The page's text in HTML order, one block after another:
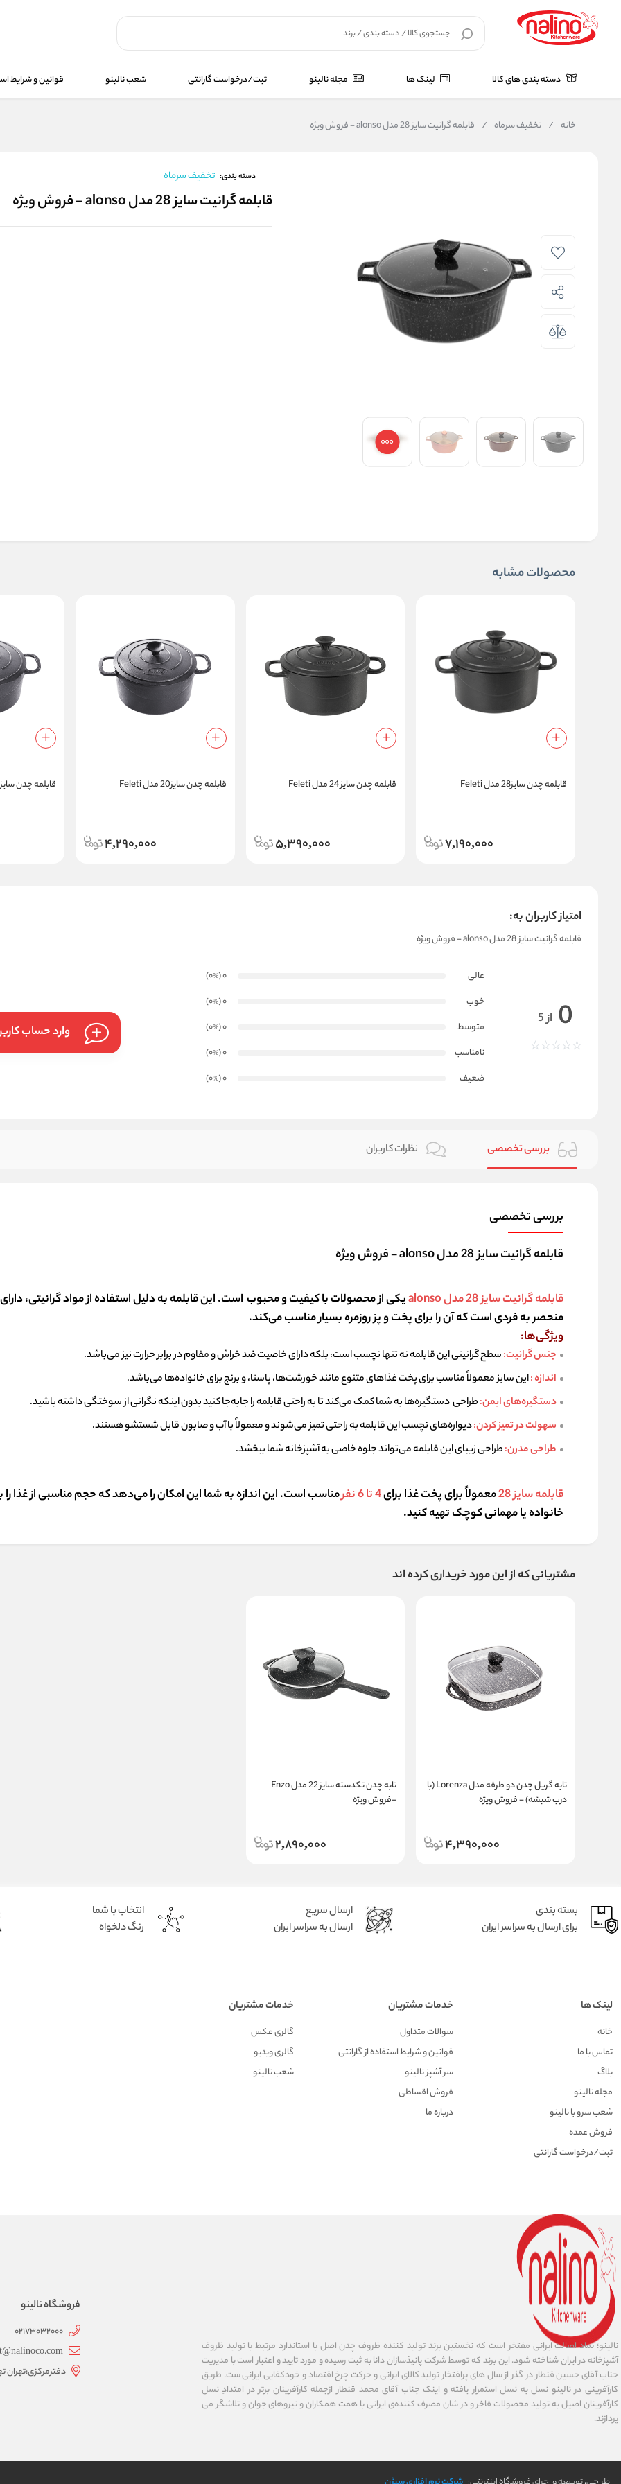
دسته بندی های کالا لینک ها مجله نالینو ثبت/درخواست گارانتی شعب نالینو قوانین و شرایط
خانه / تخفیف سرماه / قابلمه گرانیت سایز 28 مدل alonso - فروش ویژه
دسته بندی: تخفیف سرماه
قابلمه گرانیت سایز 28 مدل alonso - فروش ویژه
محصولات مشابه
قابلمه چدن سایز28 مدل Feleti
7,190,000
قابلمه چدن سایز 24 مدل Feleti
5,390,000
قابلمه چدن سایز20 مدل Feleti
4,290,000
قابلمه چدن سایز18 مدل Feleti
امتیاز کاربران به:
قابلمه گرانیت سایز 28 مدل alonso - فروش ویژه
0 از 5
عالی 0
(0
%
)
خوب
0
(0
%
)
متوسط
0
(0
%
)
نامناسب
0
(0
%
)
ضعیف
0
(0
%
)
وارد حساب
بررسی تخصصی نظرات کاربران
بررسی تخصصی
قابلمه گرانیت سایز 28 مدل alonso - فروش ویژه
قابلمه گرانیت سایز 28 مدل alonso
یکی از محصولات با کیفیت و محبوب است. این قابلمه به دلیل استفاده از مواد گرانیتی،
منحصر به فردی است که آن را برای پخت و پز روزمره بسیار مناسب می‌کند.
ویژگی‌ها:
جنس گرانیت:سطح گرانیتی این قابلمه نه تنها نچسب است، بلکه دارای خاصیت ضد خراش و مقاوم در برابر حرارت نیز می‌باشد.
اندازه:این سایز معمولاً مناسب برای پخت غذاهای متنوع مانند خورشت‌ها، پاستا، و برنج برای خانواده‌ها می‌باشد.
دستگیره‌های ایمن:طراحی دستگیره‌ها به شما کمک می‌کند تا به راحتی قابلمه را جابه‌جا کنید بدون اینکه نگرانی از سوختگی داشته باشید.
سهولت در تمیز کردن:دیواره‌های نچسب این قابلمه به راحتی تمیز می‌شوند و معمولاً با آب و صابون قابل شستشو هستند.
طراحی مدرن:طراحی زیبای این قابلمه می‌تواند جلوه خاصی به آشپزخانه شما ببخشد.
قابلمه سایز 28 معمولاً برای پخت غذا برای4 تا 6 نفر
مناسب است. این اندازه به شما این امکان را می‌دهد که حجم مناسبی از غذا را
خانواده یا مهمانی کوچک تهیه کنید.
مشتریانی که از این مورد خریداری کرده اند
تابه گریل چدن دو طرفه مدل Lorenza (با
درب شیشه) - فروش ویژه
4,390,000
تابه چدن تکدسته سایز 22 مدل Enzo
-فروش ویژه
2,890,000
بسته بندی
برای ارسال به سراسر ایران
ارسال سریع
ارسال به سراسر ایران
انتخاب با شما
رنگ دلخواه
لینک ها
خانه
تماس با ما
بلاگ
مجله نالینو
شعب سرو با نالینو
فروش عمده
ثبت/درخواست گارانتی
خدمات مشتریان
سوالات متداول
قوانین و شرایط استفاده از گارانتی
سر آشپز نالینو
فروش اقساطی
درباره ما
خدمات مشتریان
گالری عکس
گالری ویدیو
شعب نالینو
نالینو؛ نماد اصالت ایرانی مفتخر است که نخستین برند تولید کننده ظروف چدن اصل با استاندارد مرتبط با تولید ظروف
آشپزخانه در ایران شناخته شود. این برند که توسط شرکت پانیذسازان دانا به ثبت رسیده و مورد تایید و اعتبار است با مدیریت
جناب آقای حسین قنطار در گذر از سال های پرافتخار تولید کالای ایرانی و حرکت چرخ اقتصاد و خودکفایی ایرانی ست. طریق
کارآفرینی در نالینو نسل به نسل استمرار یافته و اینک جناب آقای محمد قنطار ازجمله کارآفرینان برتر در امتدادِ نسل
کارآفرینان اصیل به تولید محصولات فاخر و در شان مصرف کننده‌‌ی ایرانی با همت همکاران و نیروهای جوان و تلاشگر می
پردازند.
فروشگاه نالینو
02173032000
دفترمرکزی:تهران